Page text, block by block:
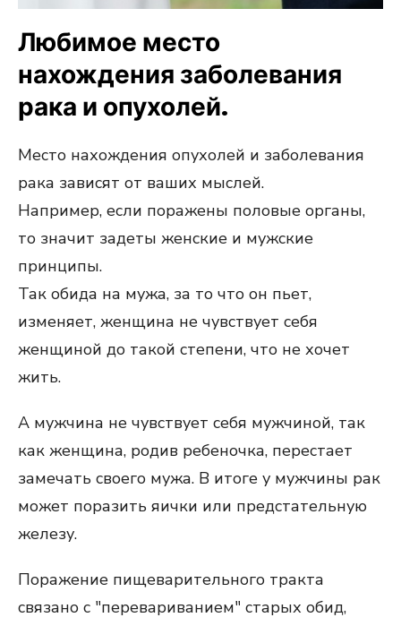
Любимое место
нахождения заболевания
рака и опухолей.
Место нахождения опухолей и заболевания
рака зависят от ваших мыслей.
Например, если поражены половые органы,
то значит задеты женские и мужские
принципы.
Так обида на мужа, за то что он пьет,
изменяет, женщина не чувствует себя
женщиной до такой степени, что не хочет
жить.
А мужчина не чувствует себя мужчиной, так
как женщина, родив ребеночка, перестает
замечать своего мужа. В итоге у мужчины рак
может поразить яички или предстательную
железу.
Поражение пищеварительного тракта
связано с "перевариванием" старых обид,